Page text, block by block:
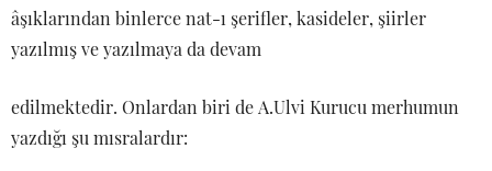
âşıklarından binlerce nat-ı şerifler, kasideler, şiirler
yazılmış ve yazılmaya da devam
edilmektedir. Onlardan biri de A.Ulvi Kurucu merhumun
yazdığı şu mısralardır: